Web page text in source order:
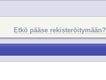
Etkö pääse rekisteröitymään?